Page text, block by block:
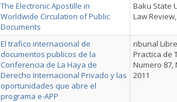
The Electronic Apostille in
Worldwide Circulation of Public
Documents
Baku State
Law
El trafico internacional de
documentos publicos de la
Conferencia de La Haya de
Derecho Internacional Privado y las
oportunidades que abre el
programa e-APP
ribunal
Practica de
Numero 87,
2011